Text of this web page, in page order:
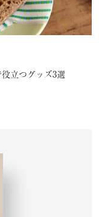
立つグッズ3選